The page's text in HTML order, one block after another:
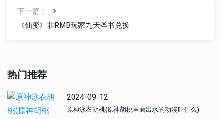
下一篇：
《仙变》非RMB玩家九天圣书兑换
热门推荐
2024-09-12
原神泳衣胡桃(原神胡桃里面出水的动漫叫什么)